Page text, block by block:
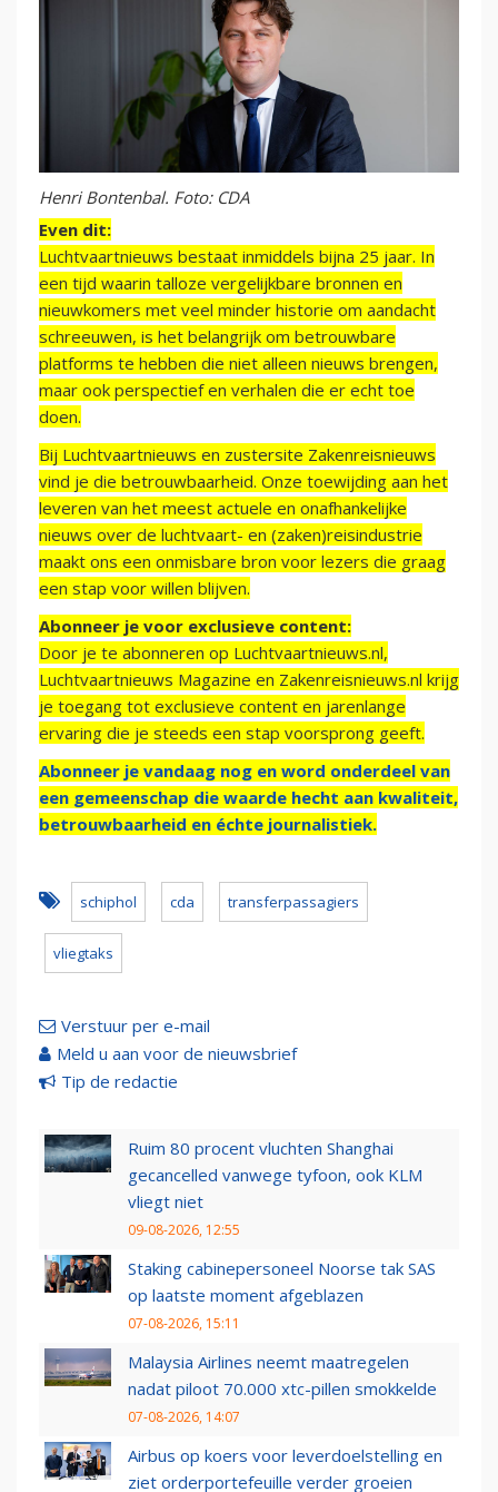
Henri Bontenbal. Foto: CDA
Even dit:
Luchtvaartnieuws bestaat inmiddels bijna 25 jaar. In
een tijd waarin talloze vergelijkbare bronnen en
nieuwkomers met veel minder historie om aandacht
schreeuwen, is het belangrijk om betrouwbare
platforms te hebben die niet alleen nieuws brengen,
maar ook perspectief en verhalen die er echt toe
doen.
Bij Luchtvaartnieuws en zustersite Zakenreisnieuws
vind je die betrouwbaarheid. Onze toewijding aan het
leveren van het meest actuele en onafhankelijke
nieuws over de luchtvaart- en (zaken)reisindustrie
maakt ons een onmisbare bron voor lezers die graag
een stap voor willen blijven.
Abonneer je voor exclusieve content:
Door je te abonneren op Luchtvaartnieuws.nl,
Luchtvaartnieuws Magazine en Zakenreisnieuws.nl krijg
je toegang tot exclusieve content en jarenlange
ervaring die je steeds een stap voorsprong geeft.
Abonneer je vandaag nog en word onderdeel van
een gemeenschap die waarde hecht aan kwaliteit,
betrouwbaarheid en échte journalistiek.
schiphol cda transferpassagiers
vliegtaks
Verstuur per e-mail
Meld u aan voor de nieuwsbrief
Tip de redactie
Ruim 80 procent vluchten Shanghai
gecancelled vanwege tyfoon, ook KLM
vliegt niet
09-08-2026, 12:55
Staking cabinepersoneel Noorse tak SAS
op laatste moment afgeblazen
07-08-2026, 15:11
Malaysia Airlines neemt maatregelen
nadat piloot 70.000 xtc-pillen smokkelde
07-08-2026, 14:07
Airbus op koers voor leverdoelstelling en
ziet orderportefeuille verder groeien